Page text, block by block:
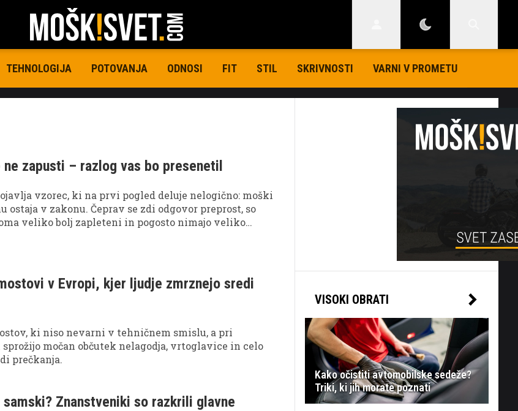
TEHNOLOGIJA POTOVANJA ODNOSI FIT STIL SKRIVNOSTI VARNI V PROMETU
zapusti – razlog vas bo presenetil
vzorec, ki na prvi pogled deluje nelogično: moški
ostaja v zakonu. Čeprav se zdi odgovor preprost, so
veliko bolj zapleteni in pogosto nimajo veliko
v Evropi, kjer ljudje zmrznejo sredi
ki niso nevarni v tehničnem smislu, a pri
močan občutek nelagodja, vrtoglavice in celo
prečkanja.
Znanstveniki so razkrili glavne
VISOKI OBRATI
Kako očistiti avtomobilske sedeže?
Triki, ki jih morate poznati